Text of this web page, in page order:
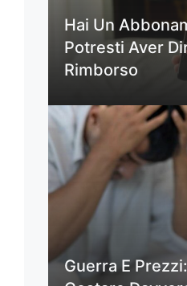
Hai Un
Potresti Aver
Rimborso
Guerra E